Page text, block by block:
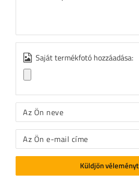
Saját termékfotó hozzáadása:
Az Ön neve
Az Ön e-mail címe
Küldjön véleményt